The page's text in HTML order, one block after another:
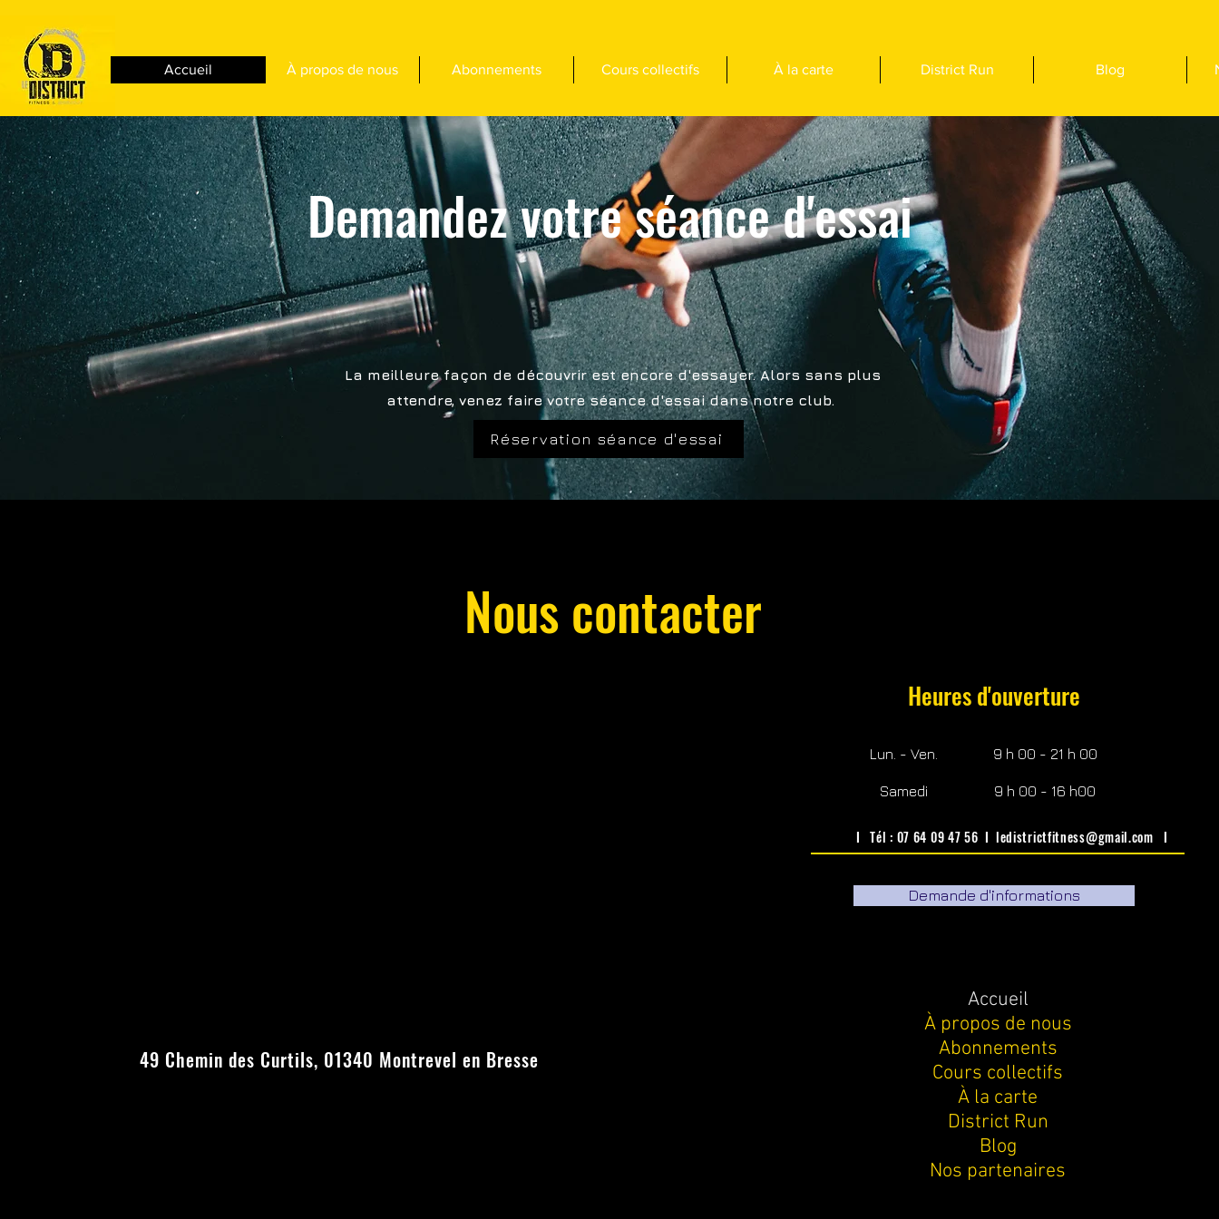
Accueil À propos de nous Abonnements Cours collectifs À la carte District Run Blog
Demandez votre séance d'essai
La meilleure façon de découvrir est encore d'essayer. Alors sans plus
attendre, venez faire votre séance d'essai dans notre club.
Réservation séance d'essai
Nous contacter
Heures d'ouverture
Lun. - Ven. 9 h 00 - 21 h 00
Samedi 9 h 00 - 16 h00
Accueil
À propos de nous
Abonnements
Cours collectifs
À la carte
District Run
Blog
Nos partenaires
I Tél : 07 64 09 47 56 I ledistrictfitness@gmail.com I
Demande d'informations
49 Chemin des Curtils, 01340 Montrevel en Bresse